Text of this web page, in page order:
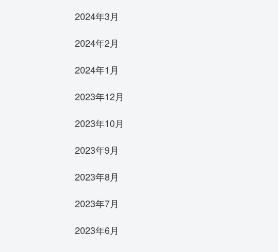
2024年3月
2024年2月
2024年1月
2023年12月
2023年10月
2023年9月
2023年8月
2023年7月
2023年6月